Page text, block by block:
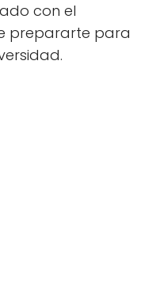
con el
prepararte para